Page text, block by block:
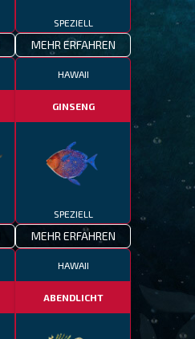
SPEZIELL
MEHR ERFAHREN
HAWAII
GINSENG
SPEZIELL
MEHR ERFAHREN
HAWAII
ABENDLICHT